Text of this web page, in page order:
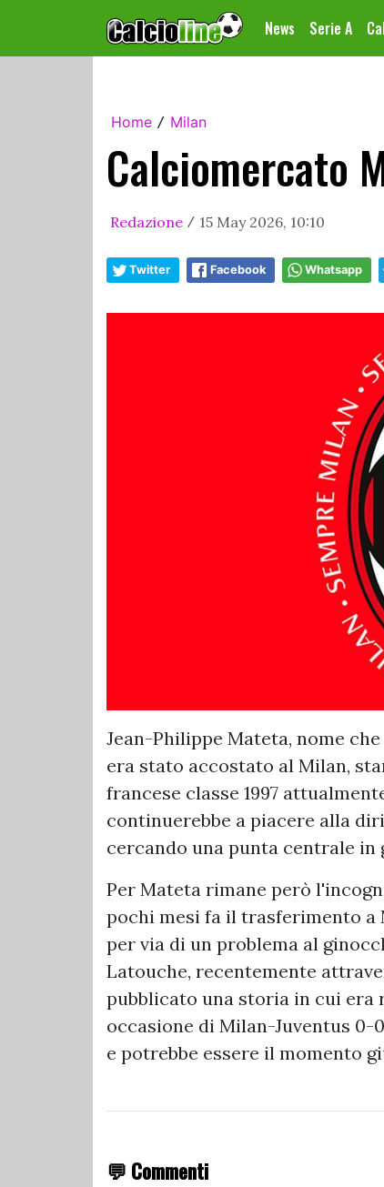
News Serie A
Home / Milan
Calciomercato
Redazione / 15 May 2026, 10:10
Twitter Facebook Whatsapp
Jean-Philippe Mateta, nome
era stato accostato al Milan,
francese classe 1997
continuerebbe a piacere alla
cercando una punta centrale
Per Mateta rimane però
pochi mesi fa il trasferimento a
per via di un problema al
Latouche, recentemente
pubblicato una storia in cui era
occasione di Milan-Juventus 0-
e potrebbe essere il momento
💬 Commenti